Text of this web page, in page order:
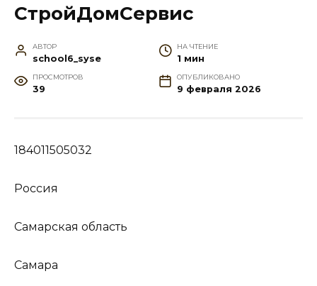
СтройДомСервис
АВТОР
school6_syse
НА ЧТЕНИЕ
1 мин
ПРОСМОТРОВ
39
ОПУБЛИКОВАНО
9 февраля 2026
184011505032
Россия
Самарская область
Самара